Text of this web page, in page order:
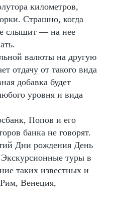
километров,
Страшно, когда
слышит — на нее
валюты на другую
отдачу от такого вида
добавка будет
уровня и вида
Попов и его
банка не говорят.
Дни рождения День
туры в
таких известных и
Венеция,